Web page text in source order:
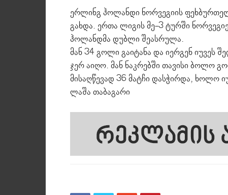
ერლინგ ჰოლანდი ნორვეგიის
გახდა. ერთა ლიგის მე-3 ტურში
ჰოლანდმა დუბლი შეასრულა.
მან 34 გოლი გაიტანა და იერგენ იუვეს
ჯერ აიღო. მან ნაკრებში თავისი ბოლო
მისაღწევად 36 მატჩი დასჭირდა, ხოლო
ლაშა თაბაგარი